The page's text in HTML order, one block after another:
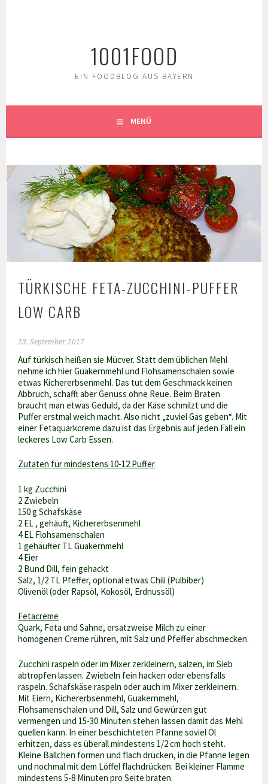
1001FOOD
EIN FOODBLOG AUS BAYERN
MENÜ
TÜRKISCHE FETA-ZUCCHINI-PUFFER
LOW CARB
23. September 2017
Auf türkisch heißen sie Mücver. Statt dem üblichen Mehl
nehme ich hier Guakernmehl und Flohsamenschalen sowie
etwas Kichererbsenmehl. Das tut dem Geschmack keinen
Abbruch, schafft aber Genuss ohne Reue. Beim Braten
braucht man etwas Geduld, da der Käse schmilzt und die
Puffer erstmal weich macht. Also nicht „zuviel Gas geben“. Mit
einer Fetaquarkcreme dazu ist das Ergebnis auf jeden Fall ein
leckeres Low Carb Essen.
Zutaten für mindestens 10-12 Puffer
1 kg Zucchini
2 Zwiebeln
150 g Schafskäse
2 EL , gehäuft, Kichererbsenmehl
4 EL Flohsamenschalen
1 gehäufter TL Guakernmehl
4 Eier
2 Bund Dill, fein gehackt
Salz, 1/2 TL Pfeffer, optional etwas Chili (Pulbiber)
Olivenöl (oder Rapsöl, Kokosöl, Erdnussöl)
Fetacreme
Quark, Feta und Sahne, ersatzweise Milch zu einer
homogenen Creme rühren, mit Salz und Pfeffer abschmecken.
Zucchini raspeln oder im Mixer zerkleinern, salzen, im Sieb
abtropfen lassen. Zwiebeln fein hacken oder ebensfalls
raspeln. Schafskäse raspeln oder auch im Mixer zerkleinern.
Mit Eiern, Kichererbsenmehl, Guakernmehl,
Flohsamenschalen und Dill, Salz und Gewürzen gut
vermengen und 15-30 Minuten stehen lassen damit das Mehl
quellen kann. In einer beschichteten Pfanne soviel Öl
erhitzen, dass es überall mindestens 1/2 cm hoch steht.
Kleine Bällchen formen und flach drücken, in die Pfanne legen
und nochmal mit dem Löffel flachdrücken. Bei kleiner Flamme
mindestens 5-8 Minuten pro Seite braten.